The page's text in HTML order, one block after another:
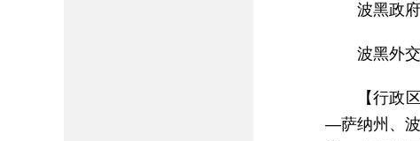
波黑政
波黑外
【行政
—萨纳州、